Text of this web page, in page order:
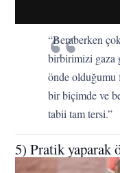
“Beraberken
birbirimizi gaza
önde olduğumu
bir biçimde ve
tabii tam tersi.”
5) Pratik yaparak